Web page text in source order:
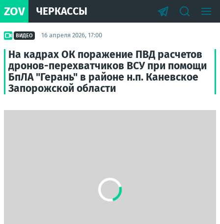
ZOV ЧЕРКАССЫ
ВИДЕО 16 апреля 2026, 17:00
На кадрах ОК поражение ПВД расчетов
дронов-перехватчиков ВСУ при помощи
БпЛА "Герань" в районе н.п. Каневское
Запорожской области